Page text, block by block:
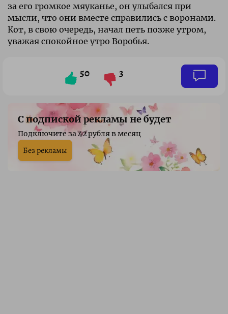
за его громкое мяуканье, он улыбался при
мысли, что они вместе справились с воронами.
Кот, в свою очередь, начал петь позже утром,
уважая спокойное утро Воробья.
50 3
С подпиской рекламы не будет
Подключите за 42 рубля в месяц
Без рекламы